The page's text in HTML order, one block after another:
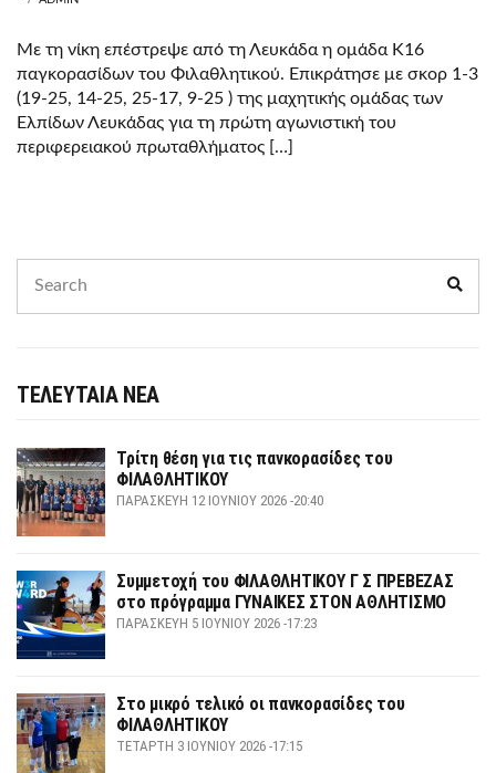
Με τη νίκη επέστρεψε από τη Λευκάδα η ομάδα Κ16
παγκορασίδων του Φιλαθλητικού. Επικράτησε με σκορ 1-3
(19-25, 14-25, 25-17, 9-25 ) της μαχητικής ομάδας των
Ελπίδων Λευκάδας για τη πρώτη αγωνιστική του
περιφερειακού πρωταθλήματος […]
for:
ΤΕΛΕΥΤΑΙΑ ΝΕΑ
Τρίτη θέση για τις πανκορασίδες του
ΦΙΛΑΘΛΗΤΙΚΟΥ
ΠΑΡΑΣΚΕΥΉ 12 ΙΟΥΝΊΟΥ 2026 -20:40
Συμμετοχή του ΦΙΛΑΘΛΗΤΙΚΟΥ Γ Σ ΠΡΕΒΕΖΑΣ
στο πρόγραμμα ΓΥΝΑΙΚΕΣ ΣΤΟΝ ΑΘΛΗΤΙΣΜΟ
ΠΑΡΑΣΚΕΥΉ 5 ΙΟΥΝΊΟΥ 2026 -17:23
Στο μικρό τελικό οι πανκορασίδες του
ΦΙΛΑΘΛΗΤΙΚΟΥ
ΤΕΤΆΡΤΗ 3 ΙΟΥΝΊΟΥ 2026 -17:15